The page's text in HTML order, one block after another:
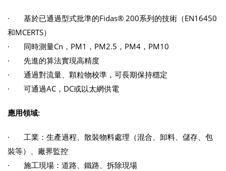
· 基於已通過型式批準的Fidas® 200系列的技術（EN16450
和MCERTS）
· 同時測量Cn，PM1，PM2.5，PM4，PM10
· 先進的算法實現高精度
· 通過對流量、顆粒物校準，可長期保持穩定
· 可通過AC，DC或以太網供電
應用領域:
· 工業：生產過程、散裝物料處理（混合、卸料、儲存、包
裝等）、廠界監控
· 施工現場：道路、鐵路、拆除現場